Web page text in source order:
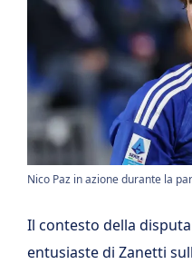
Nico Paz in azione durante la
Il contesto della
entusiaste di Zanetti